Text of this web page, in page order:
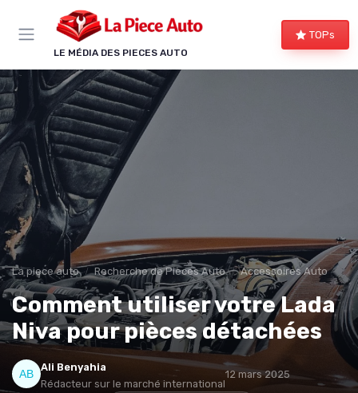
LE MÉDIA DES PIECES AUTO
TOPs
La piece auto Recherche de Pièces Auto Accessoires Auto
Comment utiliser votre Lada
Niva pour pièces détachées
Ali Benyahia
Rédacteur sur le marché international
12 mars 2025
Panneau de gestion des cookies